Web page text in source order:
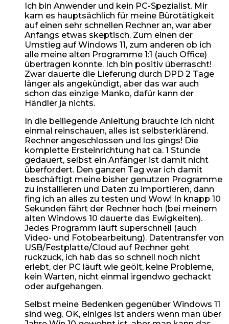
Ich bin Anwender und kein PC-Spezialist. Mir
kam es hauptsächlich für meine Bürotätigkeit
auf einen sehr schnellen Rechner an, war aber
Anfangs etwas skeptisch. Zum einen der
Umstieg auf Windows 11, zum anderen ob ich
alle meine alten Programme 1:1 (auch Office)
übertragen konnte. Ich bin positiv überrascht!
Zwar dauerte die Lieferung durch DPD 2 Tage
länger als angekündigt, aber das war auch
schon das einzige Manko, dafür kann der
Händler ja nichts.
In die beiliegende Anleitung brauchte ich nicht
einmal reinschauen, alles ist selbsterklärend.
Rechner angeschlossen und los gings! Die
komplette Ersteinrichtung hat ca. 1 Stunde
gedauert, selbst ein Anfänger ist damit nicht
überfordert. Den ganzen Tag war ich damit
beschäftigt meine bisher genutzen Programme
zu installieren und Daten zu importieren, dann
fing ich an alles zu testen und Wow! In knapp 10
Sekunden fährt der Rechner hoch (bei meinem
alten Windows 10 dauerte das Ewigkeiten).
Jedes Programm läuft superschnell (auch
Video- und Fotobearbeitung). Datentransfer von
USB/Festplatte/Cloud auf Rechner geht
ruckzuck, ich hab das so schnell noch nicht
erlebt, der PC läuft wie geölt, keine Probleme,
kein Warten, nicht einmal irgendwo gechackt
oder aufgehangen.
Selbst meine Bedenken gegenüber Windows 11
sind weg. OK, einiges ist anders wenn man über